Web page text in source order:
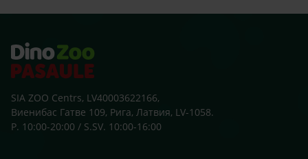
SIA ZOO Centrs, LV40003622166,
Виенибас Гатве 109, Рига, Латвия, LV-1058.
P. 10:00-20:00 / S.SV. 10:00-16:00